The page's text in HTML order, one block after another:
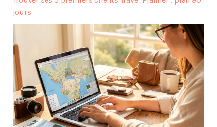
jours